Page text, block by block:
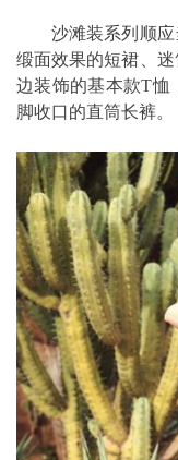
沙滩装系列顺应
缎面效果的短裙、
边装饰的基本款T恤
脚收口的直筒长裤。